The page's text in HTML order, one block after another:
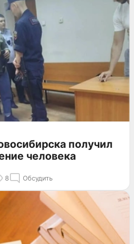
получил
человека
8 Обсудить